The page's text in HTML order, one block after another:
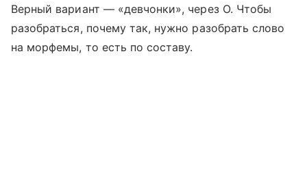
Верный вариант — «девчонки», через О. Чтобы
разобраться, почему так, нужно разобрать слово
на морфемы, то есть по составу.